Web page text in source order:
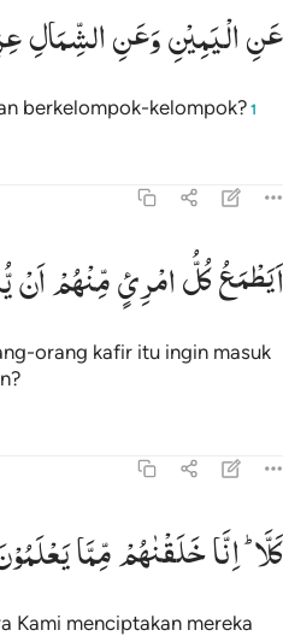
عن اليمين وعن الشمال عزين ٣٧
عَنِ ٱلْيَمِينِ وَعَنِ ٱلشِّمَالِ عِزِينَ ٣٧
عَنِالْیَمِیْنِوَعَنِالشِّمَالِ
berkelompok-kelompok? 1
ايطمع كل امري منهم ان يدخل جنة نعيم
أَيَطْمَعُ كُلُّ ٱمْرِئٍۢ مِّنْهُمْ أَن يُدْخَلَ
اَیَطْمَعُكُلُّامْرِئٍمِّنْهُمْاَنْ
orang kafir itu ingin masuk
كلا انا خلقناهم مما يعلمون ٣٩
كَلَّآ ۖ إِنَّا خَلَقْنَـٰهُم مِّمَّا يَعْلَمُونَ ٣٩
كَلَّا ؕ اِنَّاخَلَقْنٰهُمْمِّمَّا
Kami menciptakan mereka